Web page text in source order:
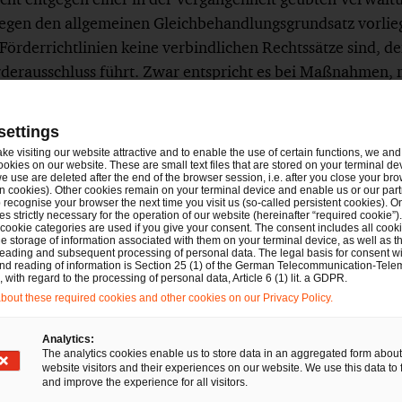
den allgemeinen Gleichbehandlungsgrundsatz
keine verbindlichen Rechtssätze sind,
führt. Zwar entspricht es bei Maßnahmen,
wird der Annahme, dass eine Verwirklichung des
jedoch sei eine Einzelfallbetrachtung gerade in
erforderlich.
wurden vor Antragstellung Honorarverträge mit den
beinhalteten. Die Grenze zwischen der
förderschädlichen Ausführung kann im Einzelfall
die einzelnen Leistungsphasen nach der
(HOAI), wobei ab der Leistungsphase 6 eine
ist. Das Gericht führte aus, dass die
die konkrete Absicht belege, das Vorhaben zu
Honorars in Relation zu den Kosten des
nicht ohne Weiteres anzunehmen, dass das
visiting our website attractive and to enable the use of certain functions, we
on our website. These are small text files that are stored on your terminal
use are deleted after the end of the browser session, i.e. after you close your
cookies). Other cookies remain on your terminal device and enable us or our
recognise your browser the next time you visit us (so-called persistent cookies).
strictly necessary for the operation of our website (hereinafter “required
categories are used if you give your consent. The consent includes all
storage of information associated with them on your terminal device, as well as
and subsequent processing of personal data. The legal basis for consent
reading of information is Section 25 (1) of the German Telecommunication-
with regard to the processing of personal data, Article 6 (1) lit. a GDPR.
these required cookies and other cookies on our Privacy Policy.
Analytics:
The analytics cookies enable us to store data in an aggregated form
website visitors and their experiences on our website. We use this data to
and improve the experience for all visitors.